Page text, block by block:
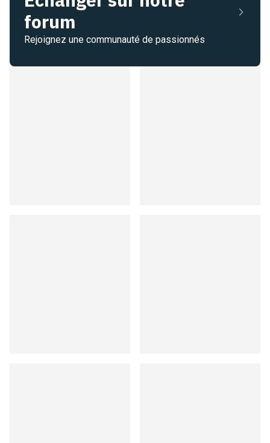
forum
Rejoignez une communauté de passionnés